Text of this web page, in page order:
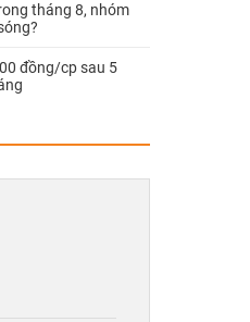
tháng 8, nhóm
đồng/cp sau 5